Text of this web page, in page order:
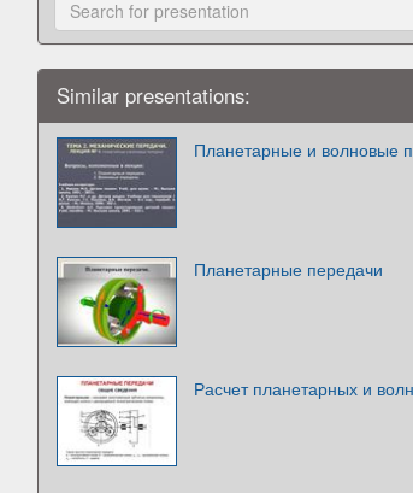
Similar presentations:
Планетарные и волновые
Планетарные передачи
Расчет планетарных и